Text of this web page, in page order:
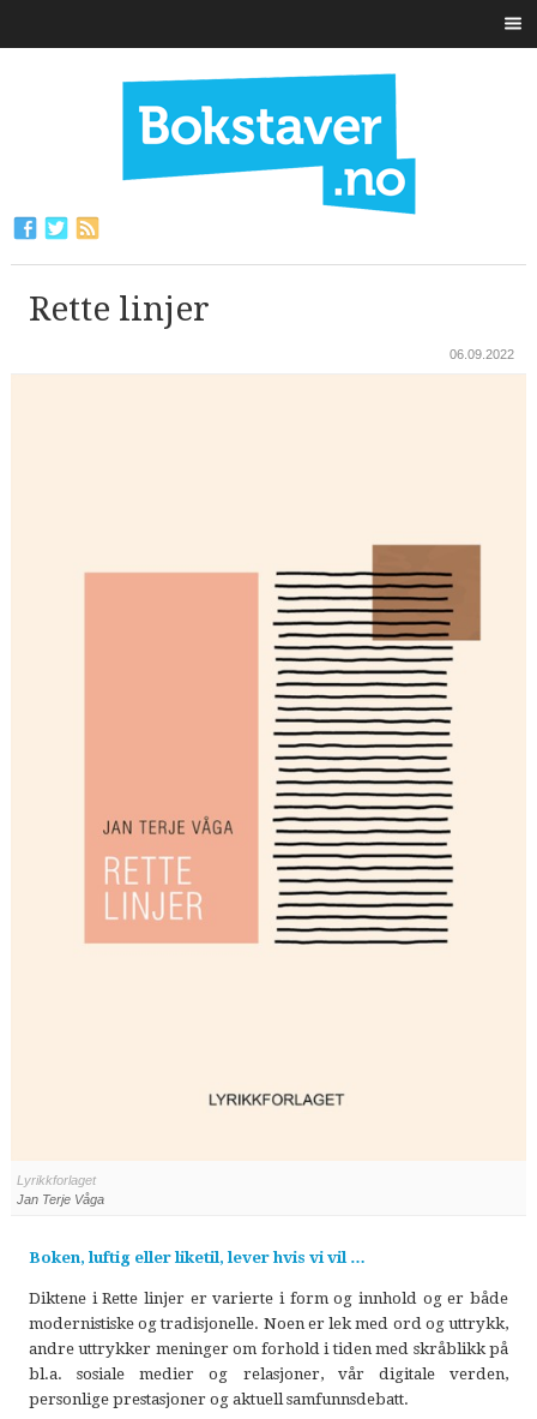
Rette linjer
06.09.2022
Lyrikkforlaget
Jan Terje Våga
Boken, luftig eller liketil, lever hvis vi vil …
Diktene i Rette linjer er varierte i form og innhold og er både
modernistiske og tradisjonelle. Noen er lek med ord og uttrykk,
andre uttrykker meninger om forhold i tiden med skråblikk på
bl.a. sosiale medier og relasjoner, vår digitale verden,
personlige prestasjoner og aktuell samfunnsdebatt.